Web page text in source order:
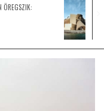
ÖREGSZIK: